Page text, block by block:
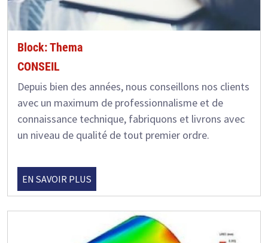
Block: Thema
CONSEIL
Depuis bien des années, nous conseillons nos clients
avec un maximum de professionnalisme et de
connaissance technique, fabriquons et livrons avec
un niveau de qualité de tout premier ordre.
EN SAVOIR PLUS